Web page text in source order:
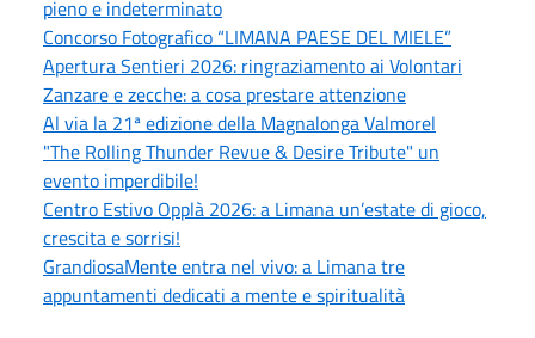
pieno e indeterminato
Concorso Fotografico “LIMANA PAESE DEL MIELE”
Apertura Sentieri 2026: ringraziamento ai Volontari
Zanzare e zecche: a cosa prestare attenzione
Al via la 21ª edizione della Magnalonga Valmorel
"The Rolling Thunder Revue & Desire Tribute" un
evento imperdibile!
Centro Estivo Opplà 2026: a Limana un’estate di gioco,
crescita e sorrisi!
GrandiosaMente entra nel vivo: a Limana tre
appuntamenti dedicati a mente e spiritualità